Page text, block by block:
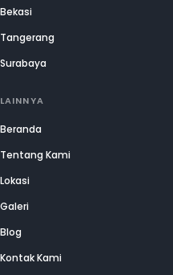
Bekasi
Tangerang
Surabaya
LAINNYA
Beranda
Tentang Kami
Lokasi
Galeri
Blog
Kontak Kami